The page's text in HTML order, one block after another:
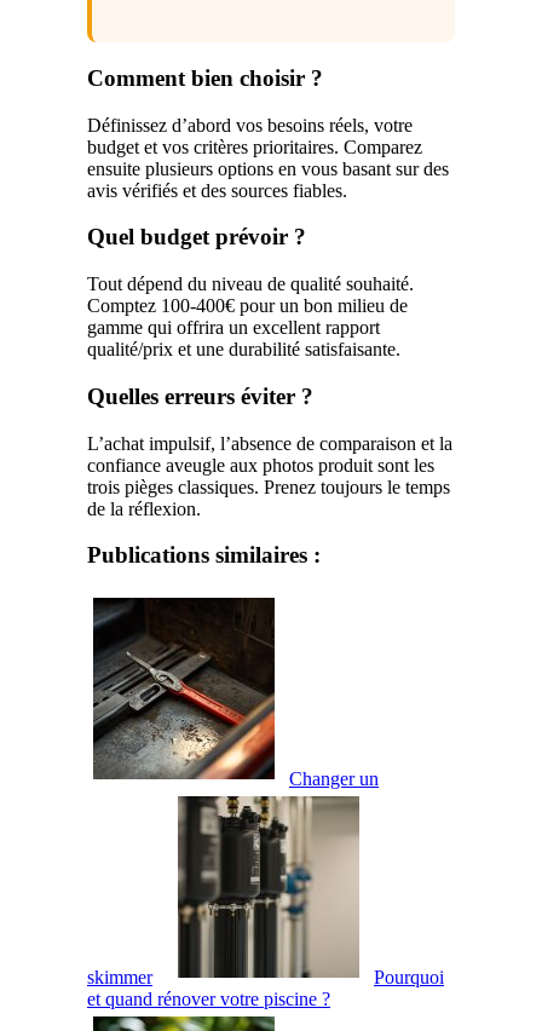
Comment bien choisir ?
Définissez d’abord vos besoins réels, votre
budget et vos critères prioritaires. Comparez
ensuite plusieurs options en vous basant sur des
avis vérifiés et des sources fiables.
Quel budget prévoir ?
Tout dépend du niveau de qualité souhaité.
Comptez 100-400€ pour un bon milieu de
gamme qui offrira un excellent rapport
qualité/prix et une durabilité satisfaisante.
Quelles erreurs éviter ?
L’achat impulsif, l’absence de comparaison et la
confiance aveugle aux photos produit sont les
trois pièges classiques. Prenez toujours le temps
de la réflexion.
Publications similaires :
Changer un
skimmer
Pourquoi
et quand rénover votre piscine ?